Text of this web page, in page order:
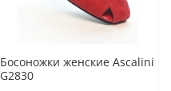
Босоножки женские Ascalini
G2830